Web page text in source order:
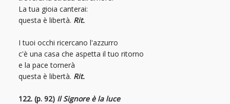
La tua gioia canterai:
questa è libertà. Rit.
I tuoi occhi ricercano l'azzurro
c'è una casa che aspetta il tuo ritorno
e la pace tornerà
questa è libertà. Rit.
122. (p. 92) Il Signore è la luce